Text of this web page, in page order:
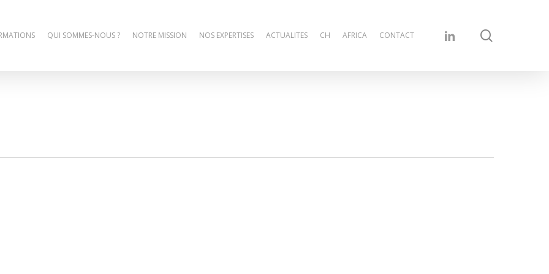
QUI SOMMES-NOUS ? NOTRE MISSION NOS EXPERTISES ACTUALITES CH AFRICA CONTACT linkedin